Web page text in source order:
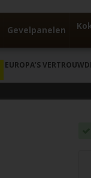
Gevelpanelen
EUROPA’S